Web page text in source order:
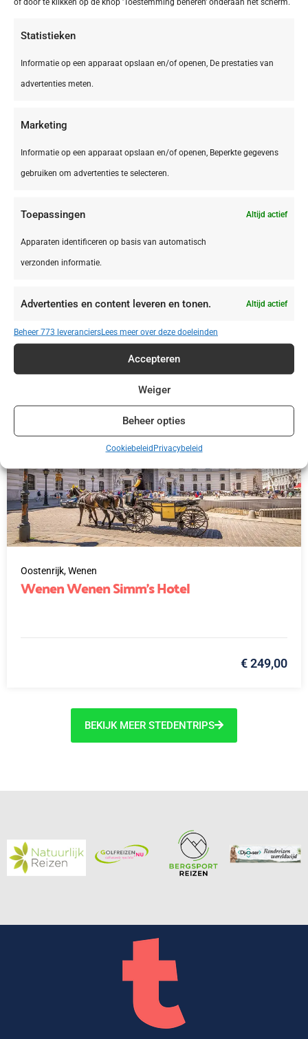
of door te klikken op de knop 'Toestemming beheren' onderaan het scherm.
Statistieken
Informatie op een apparaat opslaan en/of openen, De prestaties van
advertenties meten.
Marketing
Informatie op een apparaat opslaan en/of openen, Beperkte gegevens
gebruiken om advertenties te selecteren.
Toepassingen Altijd actief
Apparaten identificeren op basis van automatisch
verzonden informatie.
Advertenties en content leveren en tonen. Altijd actief
Beheer 773 leveranciersLees meer over deze doeleinden
Accepteren
Weiger
Beheer opties
CookiebeleidPrivacybeleid
Antwerpen Antwerpen Tulip Inn Antwerpen
€ 40,00
Oostenrijk,Wenen
Wenen Wenen Simm’s Hotel
€ 249,00
BEKIJK MEER STEDENTRIPS